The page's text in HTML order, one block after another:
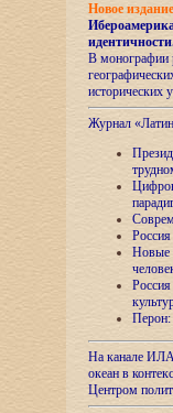
Новое
идентичности
В монографии
исторических
Журнал
Новые
Перон:
На канале
океан в
Центром